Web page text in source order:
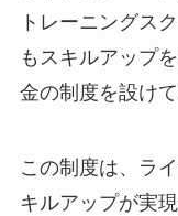
トレーニングス
もスキルアップ
金の制度を設けて
この制度は、ラ
キルアップが実